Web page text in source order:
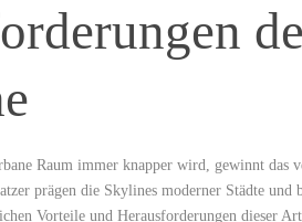
Raum immer​ knapper wird, gewinnt das
prägen die Skylines moderner Städte
Vorteile und Herausforderungen dieser